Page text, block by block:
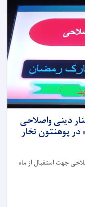
دینی واصلاحی
پوهنتون تخار
جهت استقبال از ماه